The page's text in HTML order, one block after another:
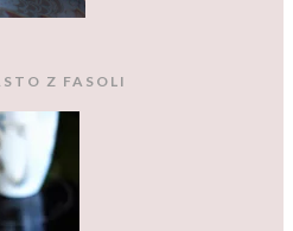
Z FASOLI